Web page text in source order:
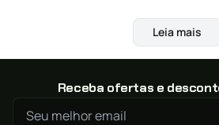
Leia mais
Receba ofertas e